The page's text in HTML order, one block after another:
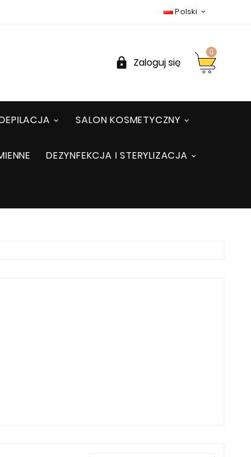
Polski 
 Zaloguj się
0
SALON KOSMETYCZNY
DEZYNFEKCJA I STERYLIZACJA